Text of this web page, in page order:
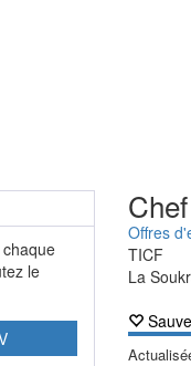
le
Offres
TICF
La